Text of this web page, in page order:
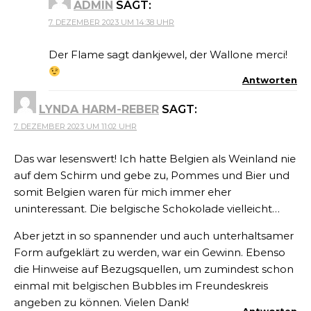
ADMIN SAGT:
7. DEZEMBER 2023 UM 14:38 UHR
Der Flame sagt dankjewel, der Wallone merci!
Antworten
LYNDA HARM-REBER SAGT:
7. DEZEMBER 2023 UM 11:02 UHR
Das war lesenswert! Ich hatte Belgien als Weinland nie
auf dem Schirm und gebe zu, Pommes und Bier und
somit Belgien waren für mich immer eher
uninteressant. Die belgische Schokolade vielleicht…
Aber jetzt in so spannender und auch unterhaltsamer
Form aufgeklärt zu werden, war ein Gewinn. Ebenso
die Hinweise auf Bezugsquellen, um zumindest schon
einmal mit belgischen Bubbles im Freundeskreis
angeben zu können. Vielen Dank!